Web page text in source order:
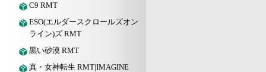
C9 RMT
ESO(エルダースクロールズオン
ライン)ズ RMT
黒い砂漠 RMT
真・女神転生 RMT|IMAGINE